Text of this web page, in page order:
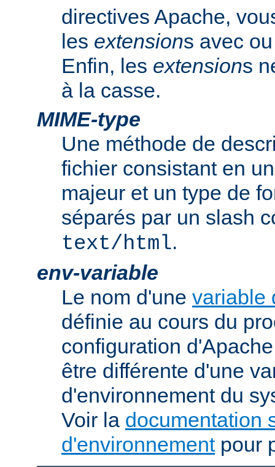
directives Apache,
les extensions avec
Enfin, les extensions
à la casse.
MIME-type
Une méthode de
fichier consistant en
majeur et un type de
séparés par un slash
text/html.
env-variable
Le nom d'une variable
définie au cours du
configuration
être différente d'une
d'environnement du
Voir la documentation
d'environnementpour